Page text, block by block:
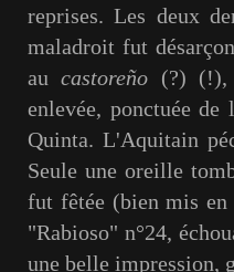
reprises. Les deux
maladroit fut
au castoreño (?) (!),
enlevée, ponctuée
Quinta. L'Aquitain
Seule une oreille
fut fêtée (bien mis
"Rabioso" n°24,
une belle impression,